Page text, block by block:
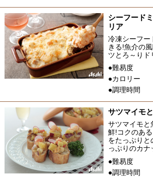
シーフード
リア
冷凍シーフー
きる!魚介の
ツとろ～りド
●難易度
●カロリー
●調理時間
サツマイモ
サツマイモと
鮮!コクのあ
をたっぷりと
っぷりのカナ
●難易度
●調理時間